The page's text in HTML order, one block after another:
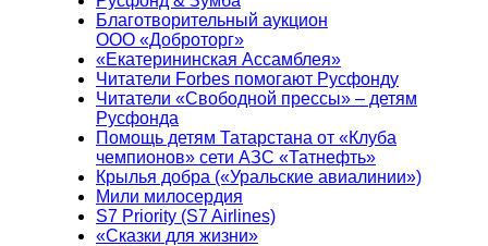
Благотворительный аукцион
ООО «Доброторг»
«Екатерининская Ассамблея»
Читатели Forbes помогают Русфонду
Читатели «Свободной прессы» – детям
Русфонда
Помощь детям Татарстана от «Клуба
чемпионов» сети АЗС «Татнефть»
Крылья добра («Уральские авиалинии»)
Мили милосердия
S7 Priority (S7 Airlines)
«Сказки для жизни»